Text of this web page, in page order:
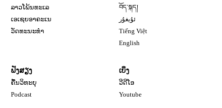
ລາວໂພ້ນທະເລ
ເອເຊຍອາຄະເນ
ວັດທະນະທຳ
བོད་སྐད།
ئۇيغۇر
Tiếng Việt
English
ຟັງສຽງ
ຄື້ນວິທະຍຸ
Podcast
ເບິ່ງ
ວີດີໂອ
Youtube